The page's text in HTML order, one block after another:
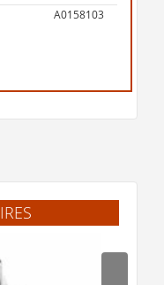
A0158103